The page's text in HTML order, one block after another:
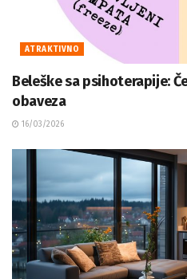
ATRAKTIVNO
Beleške sa psihoterapije:
obaveza
16/03/2026